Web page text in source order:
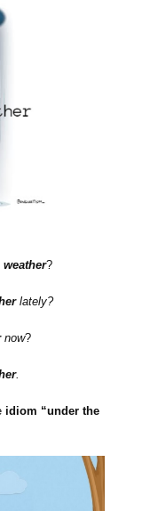
?
lately?
now?
.
idiom “under the